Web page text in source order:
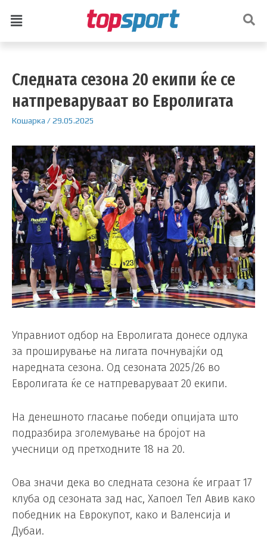
Следната сезона 20 екипи ќе се
натпреваруваат во Евролигата
Кошарка /29.05.2025
Управниот одбор на Евролигата донесе одлука
за проширување на лигата почнувајќи од
наредната сезона. Од сезоната 2025/26 во
Евролигата ќе се натпреваруваат 20 екипи.
На денешното гласање победи опцијата што
подразбира зголемување на бројот на
учесници од претходните 18 на 20.
Ова значи дека во следната сезона ќе играат 17
клуба од сезоната зад нас, Хапоел Тел Авив како
победник на Еврокупот, како и Валенсија и
Дубаи.